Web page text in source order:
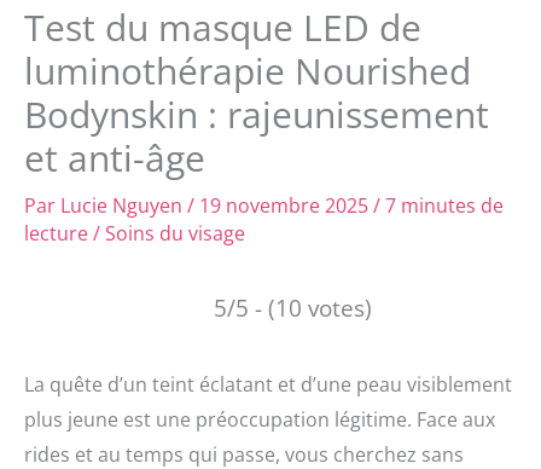
Test du masque LED de
luminothérapie Nourished
Bodynskin : rajeunissement
et anti-âge
Par Lucie Nguyen / 19 novembre 2025/7 minutes de
lecture/Soins du visage
5/5 - (10 votes)
La quête d’un teint éclatant et d’une peau visiblement
plus jeune est une préoccupation légitime. Face aux
rides et au temps qui passe, vous cherchez sans